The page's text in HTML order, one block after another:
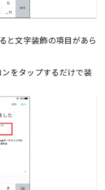
と文字装飾の項目があら
をタップするだけで装